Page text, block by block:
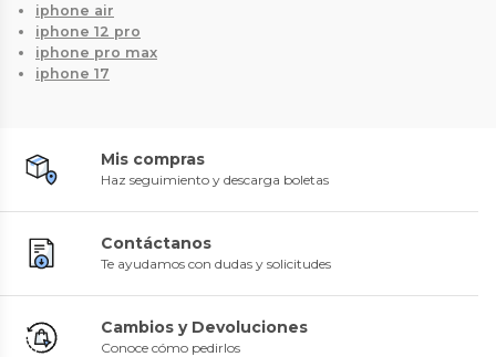
iphone air
iphone 12 pro
iphone pro max
iphone 17
Mis compras
Haz seguimiento y descarga boletas
Contáctanos
Te ayudamos con dudas y solicitudes
Cambios y Devoluciones
Conoce cómo pedirlos